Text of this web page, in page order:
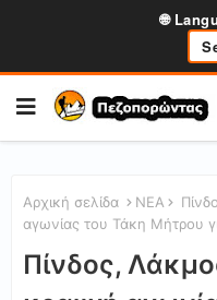
🌐
Αρχική σελίδα ΝΕΑ
αγωνίας του Τάκη Μήτρου
Πίνδος,